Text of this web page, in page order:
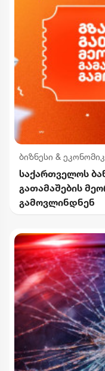
ბიზნესი &
საქართველოს
გათამაშების
გამოვლინდნენ